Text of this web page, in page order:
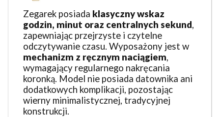
Zegarek posiada klasyczny wskaz
godzin, minut oraz centralnych sekund,
zapewniając przejrzyste i czytelne
odczytywanie czasu. Wyposażony jest w
mechanizm z ręcznym naciągiem,
wymagający regularnego nakręcania
koronką. Model nie posiada datownika ani
dodatkowych komplikacji, pozostając
wierny minimalistycznej, tradycyjnej
konstrukcji.